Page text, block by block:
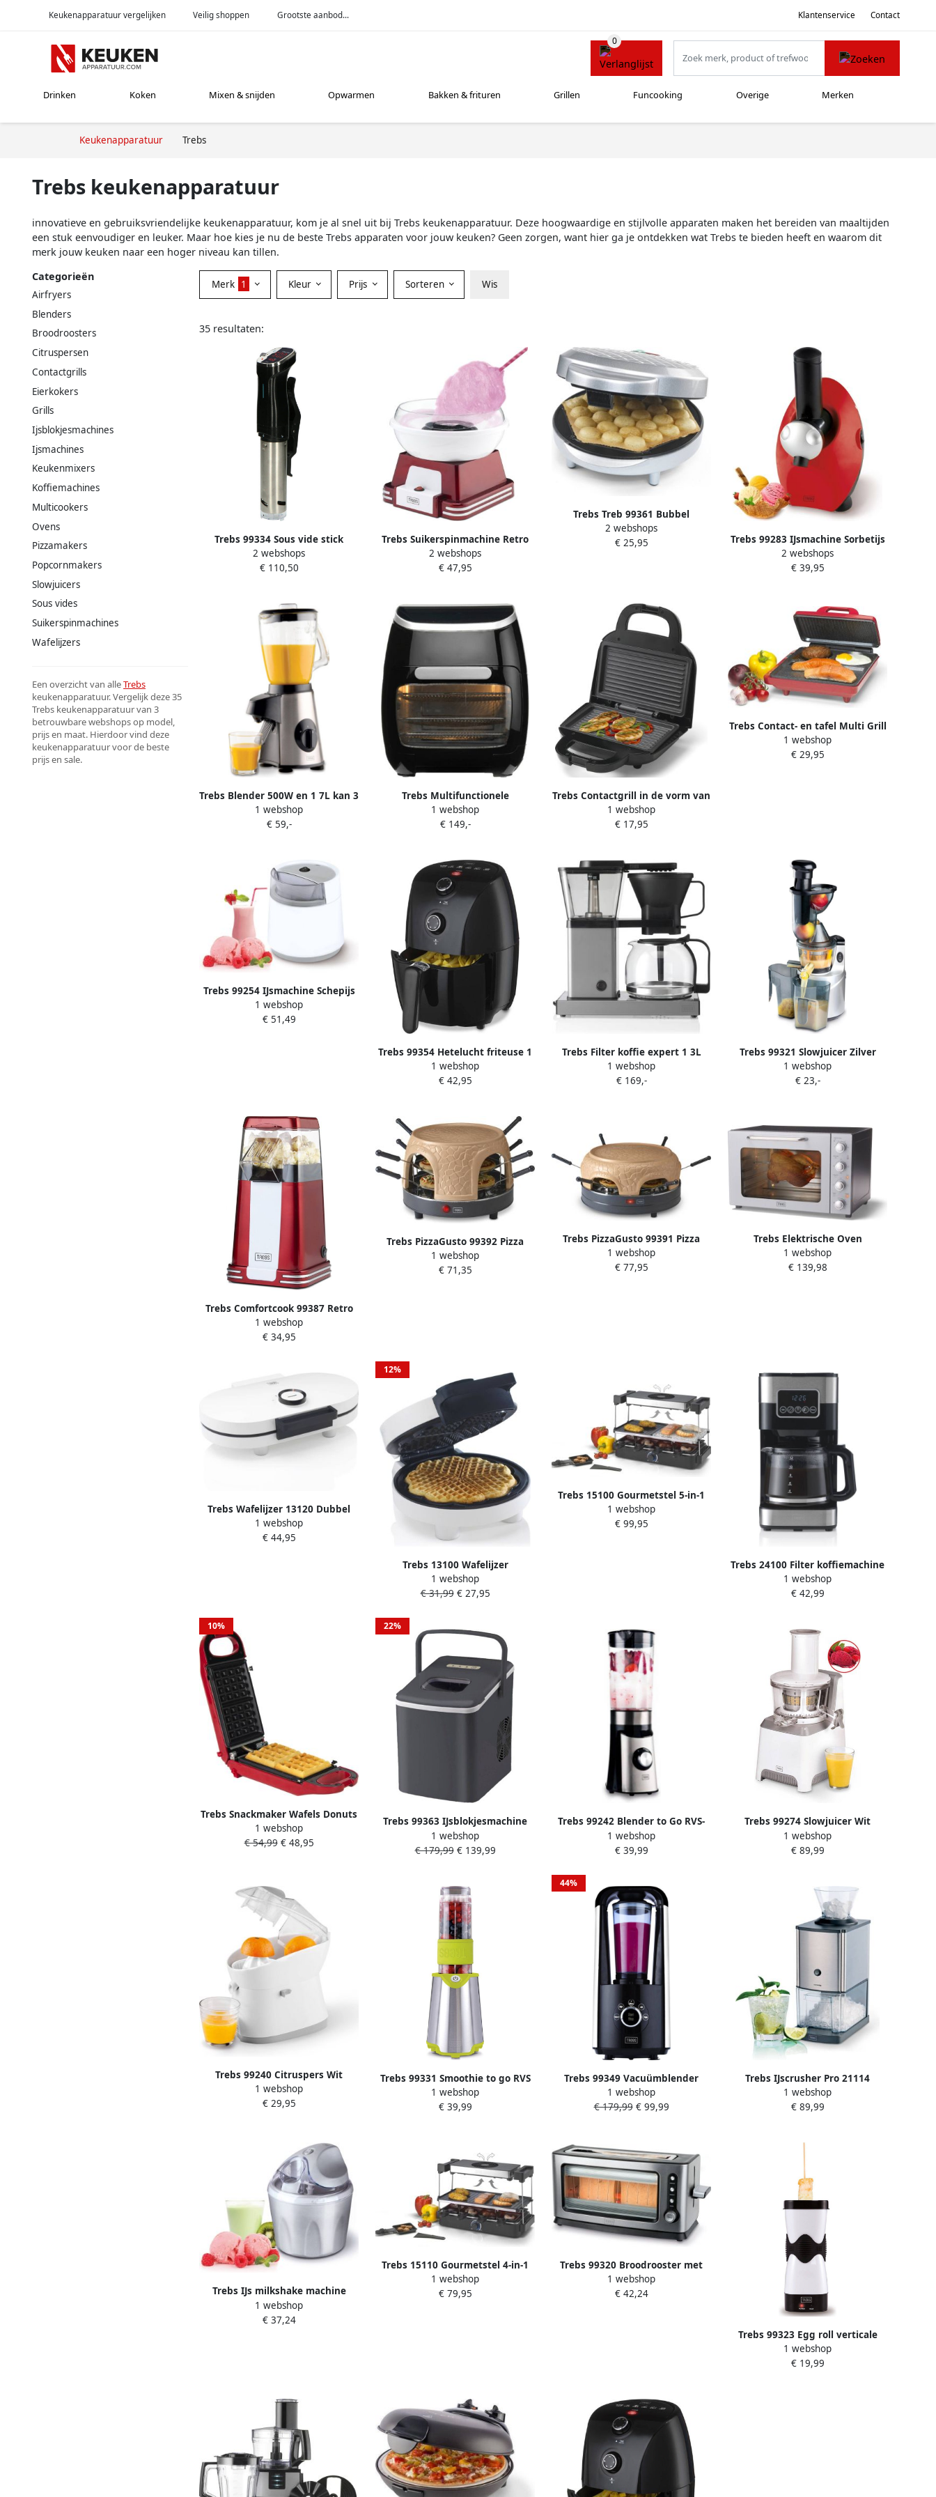
Keukenapparatuur vergelijken Veilig shoppen Grootste aanbod... Klantenservice Contact
Drinken Koken Mixen & snijden Opwarmen Bakken & frituren Grillen Funcooking Overige Merken
Keukenapparatuur Trebs
Trebs keukenapparatuur
innovatieve en gebruiksvriendelijke keukenapparatuur, kom je al snel uit bij Trebs keukenapparatuur. Deze hoogwaardige en stijlvolle apparaten maken het bereiden van maaltijden
een stuk eenvoudiger en leuker. Maar hoe kies je nu de beste Trebs apparaten voor jouw keuken? Geen zorgen, want hier ga je ontdekken wat Trebs te bieden heeft en waarom dit
merk jouw keuken naar een hoger niveau kan tillen.
Categorieën
Airfryers
Blenders
Broodroosters
Citruspersen
Contactgrills
Eierkokers
Grills
Ijsblokjesmachines
Ijsmachines
Keukenmixers
Koffiemachines
Multicookers
Ovens
Pizzamakers
Popcornmakers
Slowjuicers
Sous vides
Suikerspinmachines
Wafelijzers
Een overzicht van alleTrebs
keukenapparatuur. Vergelijk deze 35
Trebs keukenapparatuur van 3
betrouwbare webshops op model,
prijs en maat. Hierdoor vind deze
keukenapparatuur voor de beste
prijs en sale.
Merk 1 Kleur Prijs Sorteren Wis
35 resultaten:
Trebs 99334 Sous vide stick
Comfortcook te bevestigen op elk
type ketel
2 webshops
€ 110,50
Trebs Suikerspinmachine Retro
99389 Rood-Zilver
2 webshops
€ 47,95
Trebs Treb 99361 Bubbel
wafelmaker met indicatielampje
en anti-aanbaklaag Zilver
2 webshops
€ 25,95
Trebs 99283 IJsmachine Sorbetijs
van vers fruit
2 webshops
€ 39,95
Trebs Blender 500W en 1 7L kan 3
snelheden Smoothies soepen
sauzen en meer 99327 Zwart
1 webshop
€ 59,-
Trebs Multifunctionele
heteluchtoven 99364
Heteluchtfriteuse
1 webshop
€ 149,-
Trebs Contactgrill in de vorm van
een handtas 99375 Zwart
1 webshop
€ 17,95
Trebs Contact- en tafel Multi Grill
Comfortcook voor vlees vis
groenten pannenkoeken of
1 webshop
€ 29,95
Trebs 99254 IJsmachine Schepijs
Yoghurtijs en Milkshakes
1 webshop
€ 51,49
Trebs 99354 Hetelucht friteuse 1
5 Liter zwart
1 webshop
€ 42,95
Trebs Filter koffie expert 1 3L
Antraciet
1 webshop
€ 169,-
Trebs 99321 Slowjuicer Zilver
1 webshop
€ 23,-
Trebs Comfortcook 99387 Retro
Popcornmachine Popcornmaker
1 webshop
€ 34,95
Trebs PizzaGusto 99392 Pizza
Oven voor 8 personen Inclusief 8
spatels en pizzavorm
1 webshop
€ 71,35
Trebs PizzaGusto 99391 Pizza
Oven voor 6 personen Inclusief 6
spatels en pizzavorm
1 webshop
€ 77,95
Trebs Elektrische Oven
Comfortcook 55L 99393 Grijs
1 webshop
€ 139,98
Trebs Wafelijzer 13120 Dubbel
hartvormig Wit
1 webshop
€ 44,95
12%
Trebs 13100 Wafelijzer
hartvormig Wit
1 webshop
€ 31,99€ 27,95
Trebs 15100 Gourmetstel 5-in-1
kookcombinatie Automatische
afzuigkap verwijdert actief
1 webshop
€ 99,95
Trebs 24100 Filter koffiemachine
1 5L RVS
1 webshop
€ 42,99
10%
Trebs Snackmaker Wafels Donuts
Cake Pops Koekjes en meer 6-in-1
Wafelijzer met recepten 99356
1 webshop
€ 54,99€ 48,95
22%
Trebs 99363 IJsblokjesmachine
Klaar binnen 15 minuten
Antraciet
1 webshop
€ 179,99€ 139,99
Trebs 99242 Blender to Go RVS-
Zwart Inclusief 450 ml
Drinkbeker 350W
1 webshop
€ 39,99
Trebs 99274 Slowjuicer Wit
1 webshop
€ 89,99
Trebs 99240 Citruspers Wit
1 webshop
€ 29,95
Trebs 99331 Smoothie to go RVS
99331 Comfortjuicer voor het
snel bereiden van smoothies
1 webshop
€ 39,99
44%
Trebs 99349 Vacuümblender
Zwart
1 webshop
€ 179,99€ 99,99
Trebs IJscrusher Pro 21114
1 webshop
€ 89,99
Trebs IJs milkshake machine
Comfortice 1 5l met vulschacht
99219 Zilver
1 webshop
€ 37,24
Trebs 15110 Gourmetstel 4-in-1
kookcombinatie Automatische
afzuigkap verwijdert actief
1 webshop
€ 79,95
Trebs 99320 Broodrooster met
infrarood en 7 standen Grijs
1 webshop
€ 42,24
Trebs 99323 Egg roll verticale
ommeletmaker Zwart-Wit
1 webshop
€ 19,99